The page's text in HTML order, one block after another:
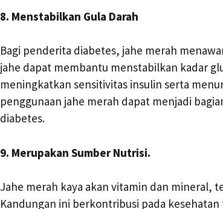
8. Menstabilkan Gula Darah
Bagi penderita diabetes, jahe merah
jahe dapat membantu menstabilkan kadar
meningkatkan sensitivitas insulin serta
penggunaan jahe merah dapat menjadi
diabetes.
9. Merupakan Sumber Nutrisi.
Jahe merah kaya akan vitamin dan mineral,
Kandungan ini berkontribusi pada